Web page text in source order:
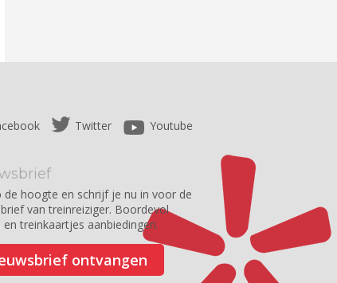
Twitter Youtube
de hoogte en schrijf je nu in voor de
van treinreiziger. Boordevol
en treinkaartjes aanbiedingen.
ontvangen